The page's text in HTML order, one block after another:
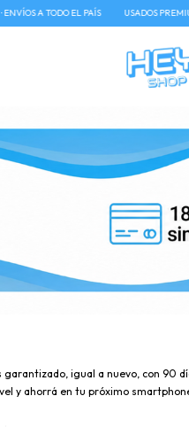
USADOS PREMIUM · 3 MESES DE
igual a nuevo, con
y ahorrá en tu próximo